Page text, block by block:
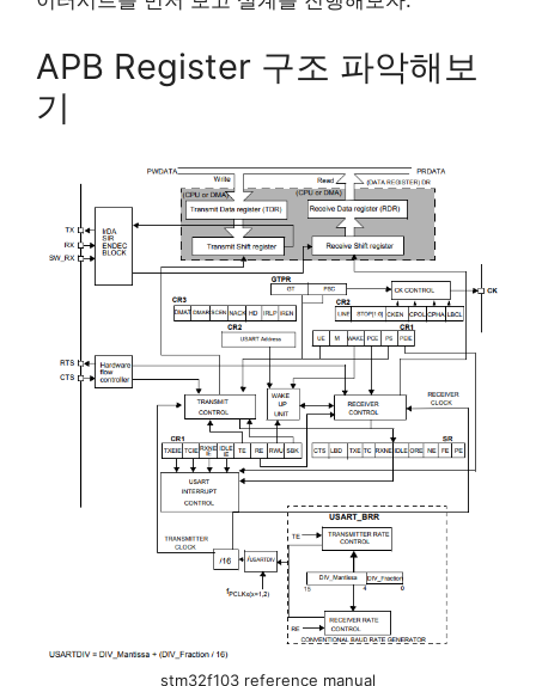
APB Register 구조 파악해보
기
stm32f103 reference manual